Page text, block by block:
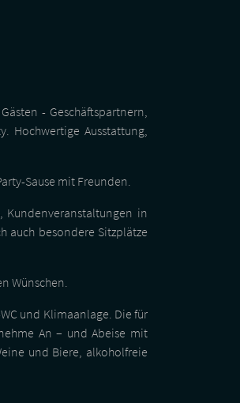
- Geschäftspartnern,
Hochwertige Ausstattung,
Sause mit Freunden.
Kundenveranstaltungen in
auch besondere Sitzplätze
Wünschen.
und Klimaanlage. Die für
An – und Abeise mit
und Biere, alkoholfreie